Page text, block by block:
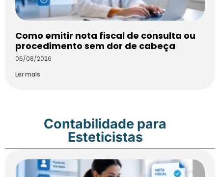
Como emitir nota fiscal de consulta ou
procedimento sem dor de cabeça
06/08/2026
Ler mais
Contabilidade para
Esteticistas